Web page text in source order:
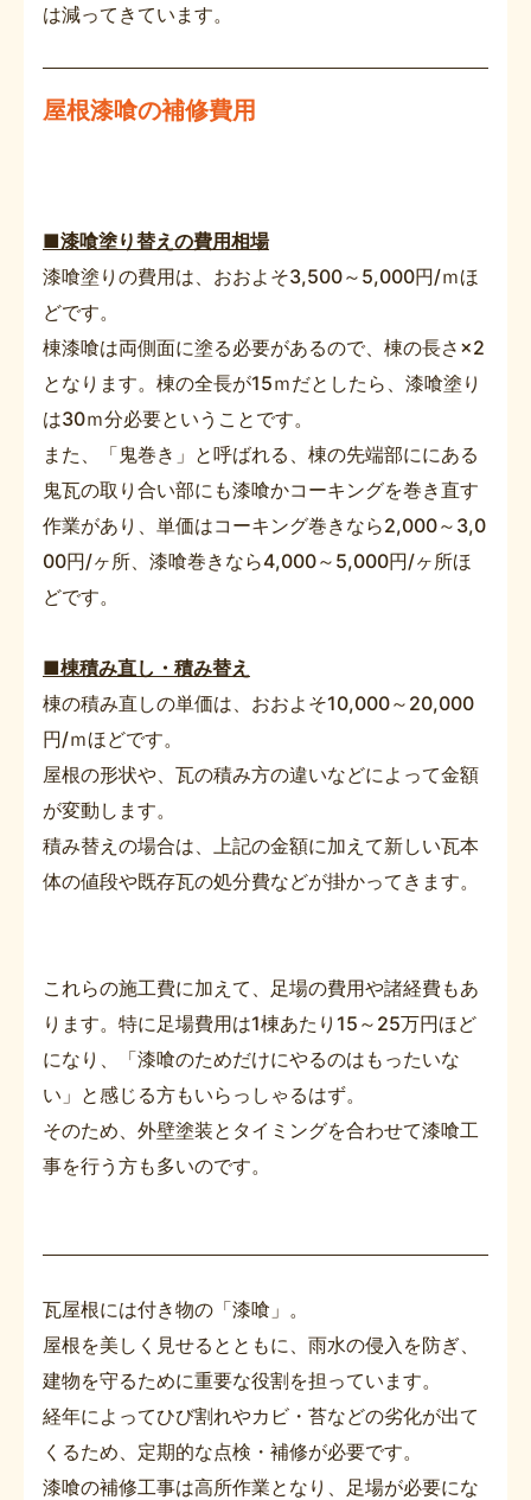
は減ってきています。
屋根漆喰の補修費用
■漆喰塗り替えの費用相場
漆喰塗りの費用は、おおよそ3,500～5,000円/ｍほ
どです。
棟漆喰は両側面に塗る必要があるので、棟の長さ×2
となります。棟の全長が15ｍだとしたら、漆喰塗り
は30ｍ分必要ということです。
また、「鬼巻き」と呼ばれる、棟の先端部ににある
鬼瓦の取り合い部にも漆喰かコーキングを巻き直す
作業があり、単価はコーキング巻きなら2,000～3,0
00円/ヶ所、漆喰巻きなら4,000～5,000円/ヶ所ほ
どです。
■棟積み直し・積み替え
棟の積み直しの単価は、おおよそ10,000～20,000
円/ｍほどです。
屋根の形状や、瓦の積み方の違いなどによって金額
が変動します。
積み替えの場合は、上記の金額に加えて新しい瓦本
体の値段や既存瓦の処分費などが掛かってきます。
これらの施工費に加えて、足場の費用や諸経費もあ
ります。特に足場費用は1棟あたり15～25万円ほど
になり、「漆喰のためだけにやるのはもったいな
い」と感じる方もいらっしゃるはず。
そのため、外壁塗装とタイミングを合わせて漆喰工
事を行う方も多いのです。
瓦屋根には付き物の「漆喰」。
屋根を美しく見せるとともに、雨水の侵入を防ぎ、
建物を守るために重要な役割を担っています。
経年によってひび割れやカビ・苔などの劣化が出て
くるため、定期的な点検・補修が必要です。
漆喰の補修工事は高所作業となり、足場が必要にな